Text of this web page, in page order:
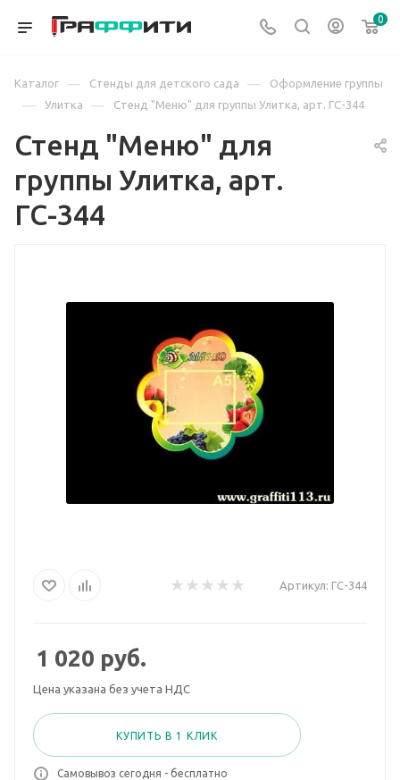
0
Каталог — Стенды для детского сада — Оформление группы
— Улитка — Стенд "Меню" для группы Улитка, арт. ГС-344
Стенд "Меню" для
группы Улитка, арт.
ГС-344
Артикул: ГС-344
1 020 руб.
Цена указана без учета НДС
КУПИТЬ В 1 КЛИК
Самовывоз сегодня - бесплатно